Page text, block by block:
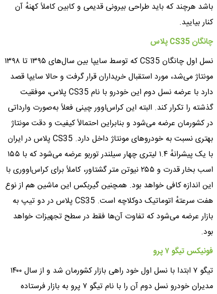
باشد هرچند که باید طراحی بیرونی قدیمی و کابین کاملاً کهنهٔ آن
کنار بیایید.
چانگان CS35 پلاس
نسل اول چانگان CS35 که توسط سایپا بین سال‌های ۱۳۹۵ تا ۱۳۹۸
مونتاژ می‌شد، مورد استقبال خریداران قرار گرفت و حالا سایپا قصد
دارد با عرضه نسل دوم این خودرو با نام CS35 پلاس، موفقیت
گذشته را تکرار کند. البته این کراس‌اوور چینی فعلاً به‌صورت وارداتی
در کشورمان عرضه می‌شود و بنابراین احتمالاً کیفیت و دقت مونتاژ
بهتری نسبت به خودروهای مونتاژ داخل دارد. CS35 پلاس در ایران
با یک پیشرانهٔ ۱.۴ لیتری چهار سیلندر توربو عرضه می‌شود که با ۱۵۵
اسب بخار قدرت و ۲۵۵ نیوتن متر گشتاور، کاملاً برای کراس‌اووری با
این اندازه کافی خواهد بود. همچنین گیربکس این ماشین هم از نوع
هفت سرعتهٔ اتوماتیک دوکلاچه است. CS35 پلاس در دو تیپ به
بازار عرضه می‌شود که تفاوت آن‌ها فقط در سطح تجهیزات خواهد
بود.
فونیکس تیگو ۷ پرو
تیگو ۷ ابتدا با نسل اول خود راهی بازار کشورمان شد و از سال ۱۴۰۰
مدیران خودرو نسل دوم آن را با نام تیگو ۷ پرو به بازار فرستاده